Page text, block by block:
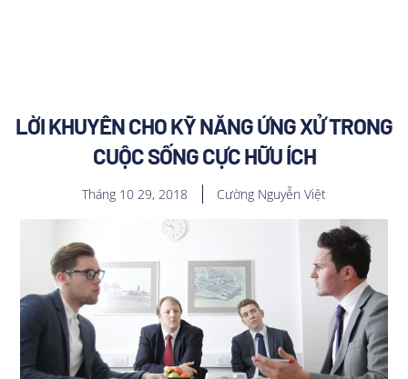
LỜI KHUYÊN CHO KỸ NĂNG ỨNG XỬ TRONG
CUỘC SỐNG CỰC HỮU ÍCH
Tháng 10 29, 2018 Cường Nguyễn Việt